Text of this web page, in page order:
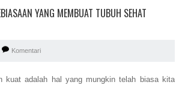
YANG MEMBUAT TUBUH SEHAT
Komentari
kuat adalah hal yang mungkin telah biasa kita